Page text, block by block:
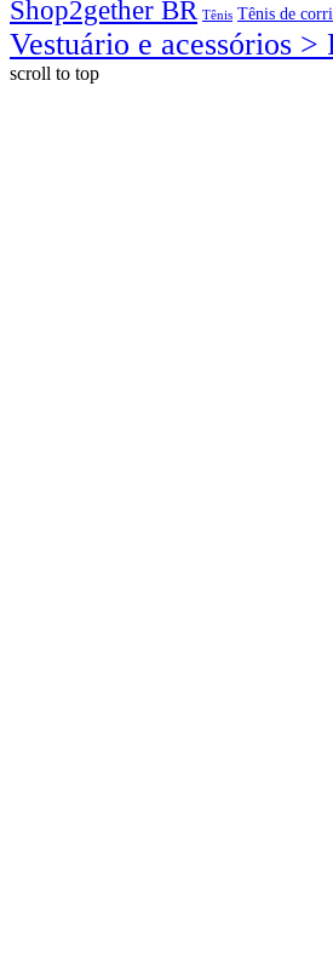
Shop2gether BR Tênis Tênis de
Vestuário e acessórios >
scroll to top